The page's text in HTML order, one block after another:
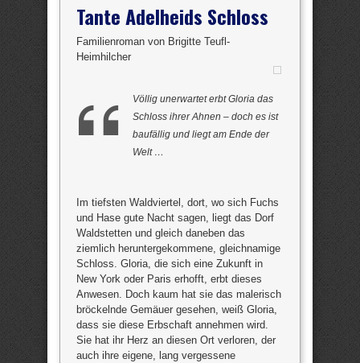
Tante Adelheids Schloss
Familienroman von Brigitte Teufl-
Heimhilcher
Völlig unerwartet erbt Gloria das
Schloss ihrer Ahnen – doch es ist
baufällig und liegt am Ende der
Welt …
Im tiefsten Waldviertel, dort, wo sich Fuchs
und Hase gute Nacht sagen, liegt das Dorf
Waldstetten und gleich daneben das
ziemlich heruntergekommene, gleichnamige
Schloss. Gloria, die sich eine Zukunft in
New York oder Paris erhofft, erbt dieses
Anwesen. Doch kaum hat sie das malerisch
bröckelnde Gemäuer gesehen, weiß Gloria,
dass sie diese Erbschaft annehmen wird.
Sie hat ihr Herz an diesen Ort verloren, der
auch ihre eigene, lang vergessene